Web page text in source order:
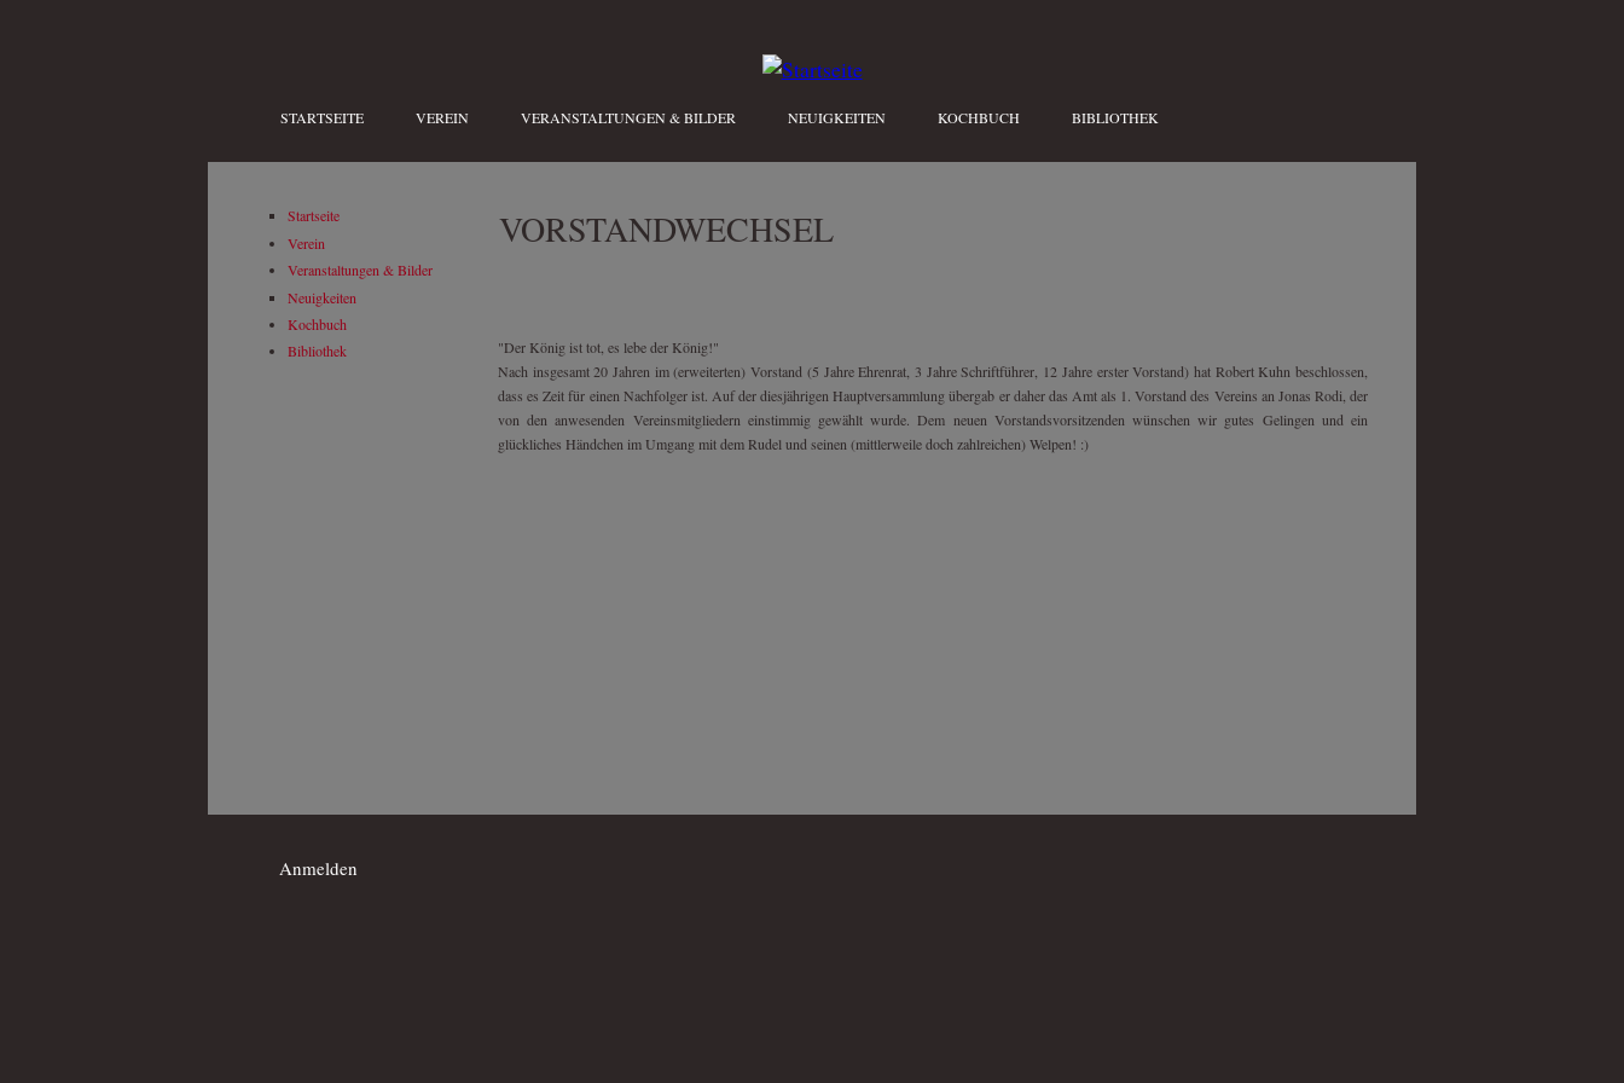
STARTSEITE VEREIN VERANSTALTUNGEN & BILDER NEUIGKEITEN KOCHBUCH BIBLIOTHEK
Startseite
Verein
Veranstaltungen & Bilder
Neuigkeiten
Kochbuch
Bibliothek
VORSTANDWECHSEL
"Der König ist tot, es lebe der König!"
Nach insgesamt 20 Jahren im (erweiterten) Vorstand (5 Jahre Ehrenrat, 3 Jahre Schriftführer, 12 Jahre erster Vorstand) hat Robert Kuhn beschlossen,
dass es Zeit für einen Nachfolger ist. Auf der diesjährigen Hauptversammlung übergab er daher das Amt als 1. Vorstand des Vereins an Jonas Rodi, der
von den anwesenden Vereinsmitgliedern einstimmig gewählt wurde. Dem neuen Vorstandsvorsitzenden wünschen wir gutes Gelingen und ein
glückliches Händchen im Umgang mit dem Rudel und seinen (mittlerweile doch zahlreichen) Welpen! :)
Anmelden